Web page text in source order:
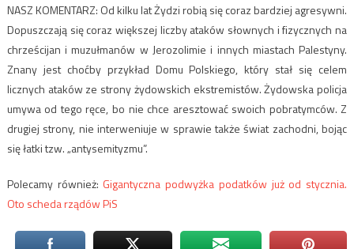
NASZ KOMENTARZ: Od kilku lat Żydzi robią się coraz bardziej agresywni.
Dopuszczają się coraz większej liczby ataków słownych i fizycznych na
chrześcijan i muzułmanów w Jerozolimie i innych miastach Palestyny.
Znany jest choćby przykład Domu Polskiego, który stał się celem
licznych ataków ze strony żydowskich ekstremistów. Żydowska policja
umywa od tego ręce, bo nie chce aresztować swoich pobratymców. Z
drugiej strony, nie interweniuje w sprawie także świat zachodni, bojąc
się łatki tzw. „antysemityzmu”.
Polecamy również: Gigantyczna podwyżka podatków już od stycznia.
Oto scheda rządów PiS